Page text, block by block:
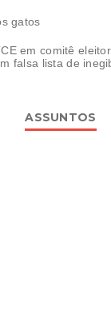
gatos
em comitê
falsa lista de
ASSUNTOS